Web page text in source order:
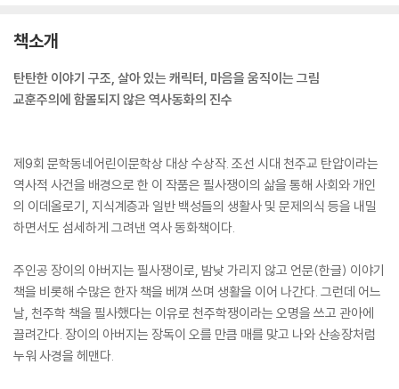
책소개
탄탄한 이야기 구조, 살아 있는 캐릭터, 마음을 움직이는 그림
교훈주의에 함몰되지 않은 역사동화의 진수
제9회 문학동네어린이문학상 대상 수상작. 조선 시대 천주교 탄압이라는
역사적 사건을 배경으로 한 이 작품은 필사쟁이의 삶을 통해 사회와 개인
의 이데올로기, 지식계층과 일반 백성들의 생활사 및 문제의식 등을 내밀
하면서도 섬세하게 그려낸 역사 동화책이다.
주인공 장이의 아버지는 필사쟁이로, 밤낮 가리지 않고 언문(한글) 이야기
책을 비롯해 수많은 한자 책을 베껴 쓰며 생활을 이어 나간다. 그런데 어느
날, 천주학 책을 필사했다는 이유로 천주학쟁이라는 오명을 쓰고 관아에
끌려간다. 장이의 아버지는 장독이 오를 만큼 매를 맞고 나와 산송장처럼
누워 사경을 헤맨다.